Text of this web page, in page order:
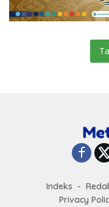
Indeks
Privacy